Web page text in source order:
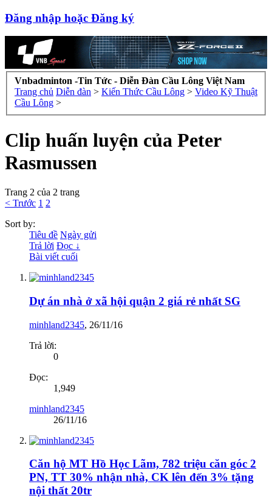
Đăng nhập hoặc Đăng ký
Vnbadminton -Tin Tức - Diễn Đàn Cầu Lông Việt Nam
Trang chủ Diễn đàn > Kiến Thức Cầu Lông > Video Kỹ Thuật
Cầu Lông >
Clip huấn luyện của Peter
Rasmussen
Trang 2 của 2 trang
< Trước 1 2
Sort by:
Tiêu đề Ngày gửi
Trả lời Đọc ↓
Bài viết cuối
Dự án nhà ở xã hội quận 2 giá rẻ nhất SG
minhland2345, 26/11/16
Trả lời:
0
Đọc:
1,949
minhland2345
26/11/16
Căn hộ MT Hồ Học Lãm, 782 triệu căn góc 2
PN, TT 30% nhận nhà, CK lên đến 3% tặng
nội thất 20tr